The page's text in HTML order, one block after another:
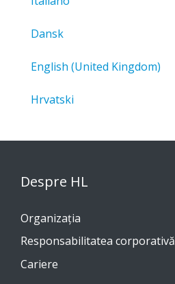
Dansk
English (United Kingdom)
Hrvatski
Despre HL
Organizația
Responsabilitatea corporativă
Cariere